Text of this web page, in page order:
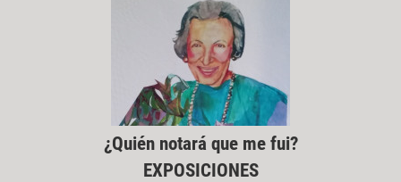
¿Quién notará que me fui?
EXPOSICIONES